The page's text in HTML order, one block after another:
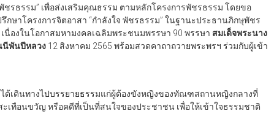
ชรธรรม” เพื่อส่งเสริมคุณธรรม ตามหลักโครงการพัชรธรรม โดยขอ
กษาโครงการจิตอาสา “กำลังใจ พัชรธรรม” ในฐานะประธานภิกษุพัชร
เนื่องในโอกาสมหามงคลเฉลิมพระชนมพรรษา 90 พรรษา สมเด็จพระนาง
นีพันปีหลวง 12 สิงหาคม 2565 พร้อมสวดคาถาถวายพระพรฯ ร่วมกับผู้เข้า
ได้เดินทางไปบรรยายธรรมแก่ผู้ต้องขังหญิงของทัณฑสถานหญิงกลางที่
เทือนขวัญ หรือคดีที่เป็นที่สนใจของประชาชน เพื่อให้เข้าใจธรรมชาติ